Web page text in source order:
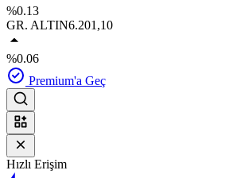
%0.13
GR. ALTIN6.201,10
%0.06
Premium'a Geç
Hızlı Erişim